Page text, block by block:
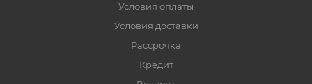
Условия оплаты
Условия доставки
Рассрочка
Кредит